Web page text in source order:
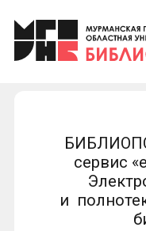
Клуб «Гиря
Клуб
Контакты
сервис
и